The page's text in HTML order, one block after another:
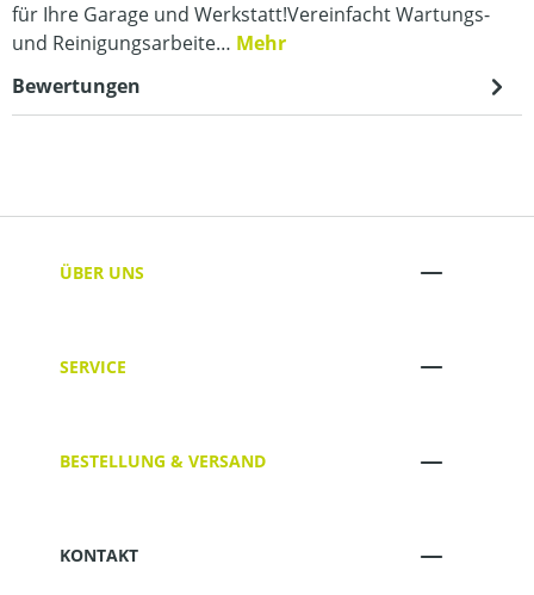
für Ihre Garage und Werkstatt!Vereinfacht Wartungs-
und Reinigungsarbeite… Mehr
Bewertungen
ÜBER UNS
SERVICE
BESTELLUNG & VERSAND
KONTAKT